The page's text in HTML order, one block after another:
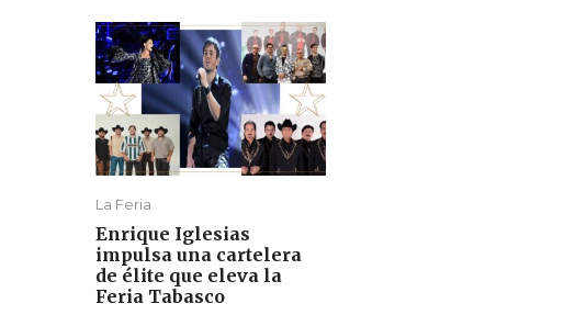
La Feria
Enrique Iglesias
impulsa una cartelera
de élite que eleva la
Feria Tabasco